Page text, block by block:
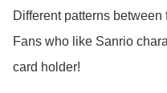
Different patterns between
Fans who like Sanrio
card holder!